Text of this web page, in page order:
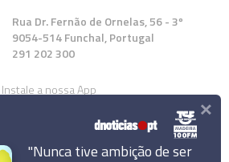
Rua Dr. Fernão de Ornelas, 56 - 3º
9054-514 Funchal, Portugal
291 202 300
Instale a nossa App
"Nunca tive ambição de ser
×